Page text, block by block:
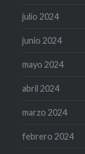
julio 2024
junio 2024
mayo 2024
abril 2024
marzo 2024
febrero 2024